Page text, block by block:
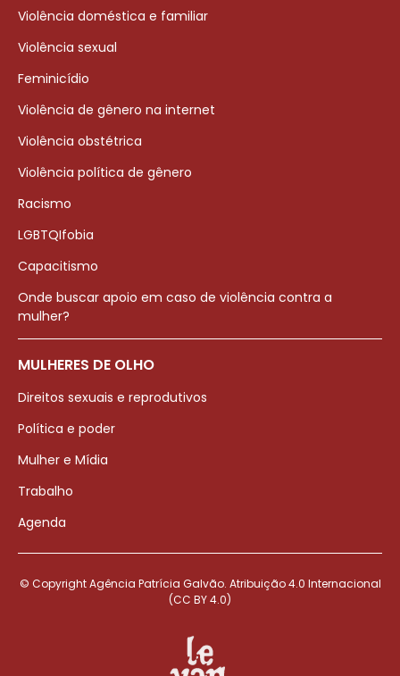
Violência doméstica e familiar
Violência sexual
Feminicídio
Violência de gênero na internet
Violência obstétrica
Violência política de gênero
Racismo
LGBTQIfobia
Capacitismo
Onde buscar apoio em caso de violência contra a
mulher?
MULHERES DE OLHO
Direitos sexuais e reprodutivos
Política e poder
Mulher e Mídia
Trabalho
Agenda
© Copyright Agência Patrícia Galvão. Atribuição 4.0 Internacional
(CC BY 4.0)